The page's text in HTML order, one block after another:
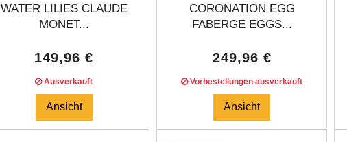
WATER LILIES CLAUDE
MONET...
149,96 €
Ausverkauft
Ansicht
CORONATION EGG
FABERGE EGGS...
249,96 €
Vorbestellungen ausverkauft
Ansicht